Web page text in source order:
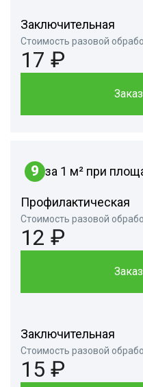
Заключительная
Стоимость разовой
17 ₽
9 за 1 м² при
Профилактическая
Стоимость разовой
12 ₽
Заключительная
Стоимость разовой
15 ₽